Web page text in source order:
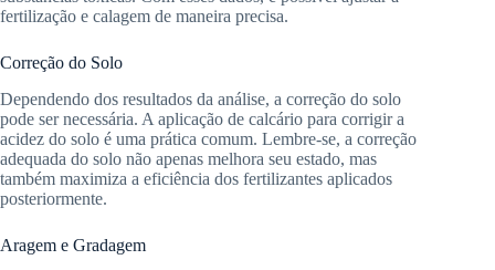
fertilização e calagem de maneira precisa.
Correção do Solo
Dependendo dos resultados da análise, a correção do solo
pode ser necessária. A aplicação de calcário para corrigir a
acidez do solo é uma prática comum. Lembre-se, a correção
adequada do solo não apenas melhora seu estado, mas
também maximiza a eficiência dos fertilizantes aplicados
posteriormente.
Aragem e Gradagem